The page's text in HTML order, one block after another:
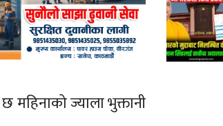
महिनाको ज्याला भुक्तानी